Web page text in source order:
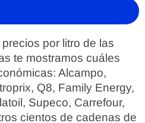
por litro de las
te mostramos cuáles
Alcampo,
Q8, Family Energy,
Supeco, Carrefour,
cientos de cadenas de